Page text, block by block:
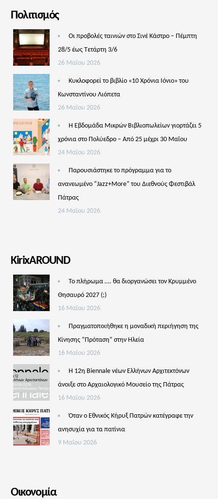
Πολιτισμός
Οι προβολές ταινιών στο Σινέ Κάστρο – Πέμπτη
28/5 έως Τετάρτη 3/6
26 Μαΐου 2026
Κυκλοφορεί το βιβλίο «10 Χρόνια Ιόνιο» του
Κωνσταντίνου Λιόπετα
26 Μαΐου 2026
Η Εβδομάδα Μικρών Βιβλιοπωλείων γιορτάζει 5
χρόνια στο Πολύεδρο – Από 25 μέχρι 30 Μαΐου
24 Μαΐου 2026
Παρουσιάστηκε το πρόγραμμα για το
ανανεωμένο “Jazz+More” του Διεθνούς Φεστιβάλ
Πάτρας
24 Μαΐου 2026
KirixAROUND
Το πλήρωμα …. θα διοργανώσει τον Κρυμμένο
Θησαυρό 2027 (;)
16 Μαΐου 2026
Πραγματοποιήθηκε η μοναδική περιήγηση της
Κίνησης “Πρόταση” στην Ηλεία
16 Μαΐου 2026
Η 12η Biennale νέων Ελλήνων Αρχιτεκτόνων
άνοιξε στο Αρχαιολογικό Μουσείο της Πάτρας
16 Μαΐου 2026
Όταν ο Εθνικός Κήρυξ Πατρών κατέγραφε την
ανησυχία για τα πατίνια
9 Μαΐου 2026
Οικονομία